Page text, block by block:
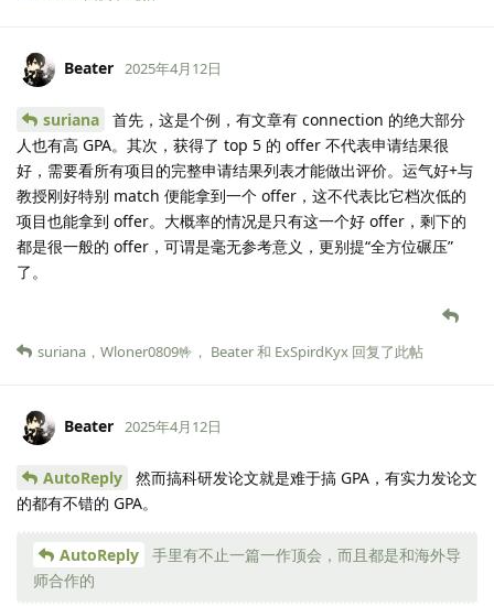
Beater 2025年4月12日
suriana
首先，这是个例，有文章有 connection 的绝大部分
人也有高 GPA。其次，获得了 top 5 的 offer 不代表申请结果很
好，需要看所有项目的完整申请结果列表才能做出评价。运气好+与
教授刚好特别 match 便能拿到一个 offer，这不代表比它档次低的
项目也能拿到 offer。大概率的情况是只有这一个好 offer，剩下的
都是很一般的 offer，可谓是毫无参考意义，更别提“全方位碾压”
了。
suriana ， Wloner0809🤟 ， Beater和 ExSpirdKyx 回复了此帖
Beater 2025年4月12日
AutoReply
然而搞科研发论文就是难于搞 GPA，有实力发论文
的都有不错的 GPA。
AutoReply
手里有不止一篇一作顶会，而且都是和海外导
师合作的